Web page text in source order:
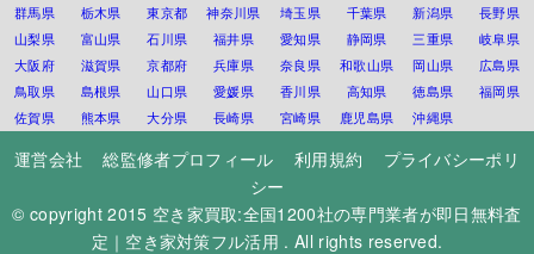
群馬県
栃木県 東京都 神奈川県 埼玉県 千葉県 新潟県
長野県
山梨県
富山県 石川県 福井県 愛知県 静岡県 三重県
岐阜県
大阪府
滋賀県 京都府 兵庫県 奈良県 和歌山県 岡山県
広島県
鳥取県
島根県 山口県 愛媛県 香川県 高知県 徳島県
福岡県
佐賀県
熊本県 大分県 長崎県 宮崎県 鹿児島県 沖縄県
運営会社 総監修者プロフィール 利用規約
プライバシーポリ
シー
© copyright 2015 空き家買取:全国1200社の専門業者が即日無料査
定｜空き家対策フル活用 . All rights reserved.